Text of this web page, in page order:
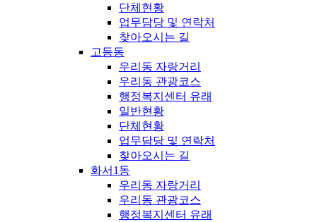
단체현황
업무담당 및 연락처
찾아오시는 길
고등동
우리동 자랑거리
우리동 관광코스
행정복지센터 유래
일반현황
단체현황
업무담당 및 연락처
찾아오시는 길
화서1동
우리동 자랑거리
우리동 관광코스
행정복지센터 유래